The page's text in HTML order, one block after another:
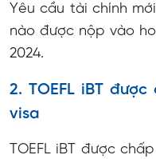
Yêu cầu tài chính
nào được nộp vào
2024.
2. TOEFL iBT
visa
TOEFL iBT được